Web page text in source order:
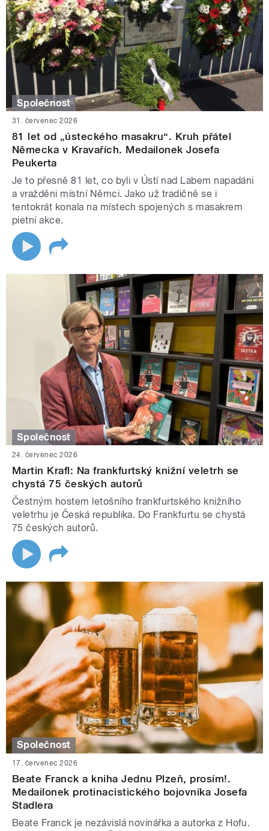
Společnost
31. červenec 2026
81 let od „ústeckého masakru“. Kruh přátel
Německa v Kravařích. Medailonek Josefa
Peukerta
Je to přesně 81 let, co byli v Ústí nad Labem napadáni
a vražděni místní Němci. Jako už tradičně se i
tentokrát konala na místech spojených s masakrem
pietní akce.
Společnost
24. červenec 2026
Martin Krafl: Na frankfurtský knižní veletrh se
chystá 75 českých autorů
Čestným hostem letošního frankfurtského knižního
veletrhu je Česká republika. Do Frankfurtu se chystá
75 českých autorů.
Společnost
17. červenec 2026
Beate Franck a kniha Jednu Plzeň, prosím!.
Medailonek protinacistického bojovníka Josefa
Stadlera
Beate Franck je nezávislá novinářka a autorka z Hofu.